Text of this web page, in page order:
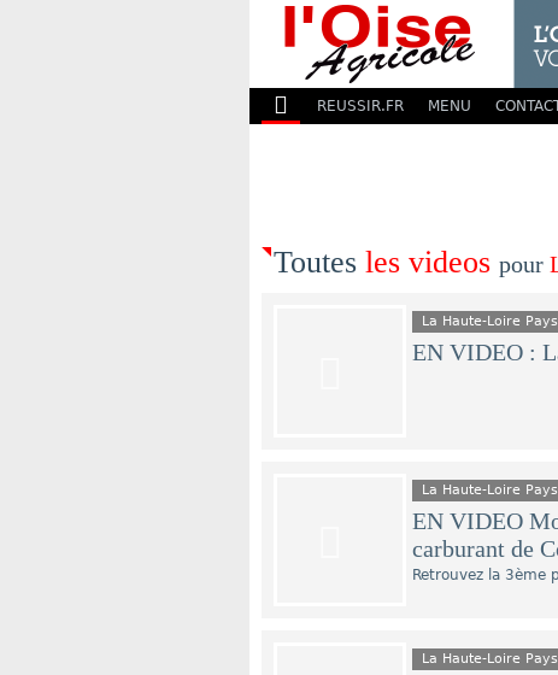
REUSSIR.FR MENU
Toutes les videos pour
La Haute-Loire
EN VIDEO :
La Haute-Loire
EN VIDEO
carburant de
Retrouvez la 3ème
La Haute-Loire